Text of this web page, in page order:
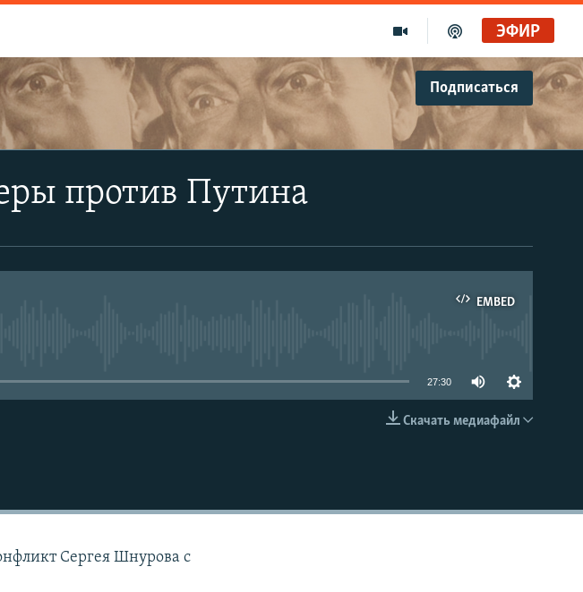
ЭФИР
Подписаться
против Путина
EMBED
EMBED
27:30
Скачать медиафайл
Сергея Шнурова с